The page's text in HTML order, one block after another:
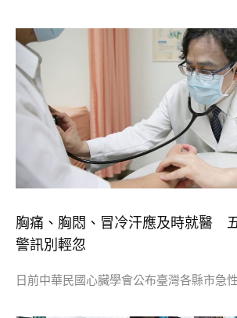
胸痛、胸悶、冒冷汗應及時就醫
警訊別輕忽
日前中華民國心臟學會公布臺灣各縣市急